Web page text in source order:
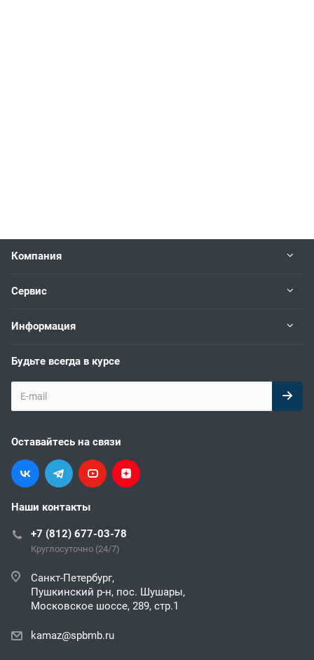
Компания
Сервис
Информация
Будьте всегда в курсе
Оставайтесь на связи
Наши контакты
+7 (812) 677-03-78
Круглосуточно (24/7)
Санкт-Петербург,
Пушкинский р-н, пос. Шушары,
Московское шоссе, 289, стр.1
kamaz@spbmb.ru